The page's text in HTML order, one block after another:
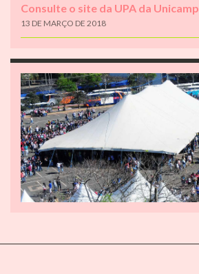
Consulte o site da UPA da Unicamp
13 DE MARÇO DE 2018